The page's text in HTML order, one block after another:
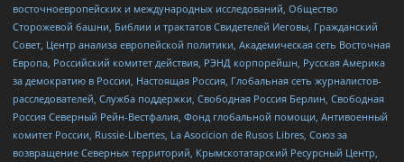
восточноевропейских и международных исследований, Общество
Сторожевой башни, Библии и трактатов Свидетелей Иеговы, Гражданский
Совет, Центр анализа европейской политики, Академическая сеть Восточная
Европа, Российский комитет действия, РЭНД корпорейшн, Русская Америка
за демократию в России, Настоящая Россия, Глобальная сеть журналистов-
расследователей, Служба поддержки, Свободная Россия Берлин, Свободная
Россия Северный Рейн-Вестфалия, Фонд глобальной помощи, Антивоенный
комитет России, Russie-Libertes, La Asocicion de Rusos Libres, Союз за
возвращение Северных территорий, Крымскотатарский Ресурсный Центр,